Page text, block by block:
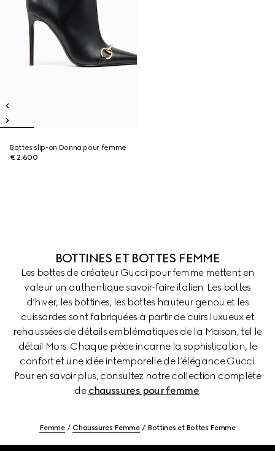
Bottes slip-on Donna pour femme
€ 2.600
BOTTINES ET BOTTES FEMME
Les bottes de créateur Gucci pour femme mettent en
valeur un authentique savoir-faire italien. Les bottes
d’hiver, les bottines, les bottes hauteur genou et les
cuissardes sont fabriquées à partir de cuirs luxueux et
rehaussées de détails emblématiques de la Maison, tel le
détail Mors. Chaque pièce incarne la sophistication, le
confort et une idée intemporelle de l’élégance Gucci.
Pour en savoir plus, consultez notre collection complète
de chaussures pour femme.
Femme Chaussures Femme Bottines et Bottes Femme